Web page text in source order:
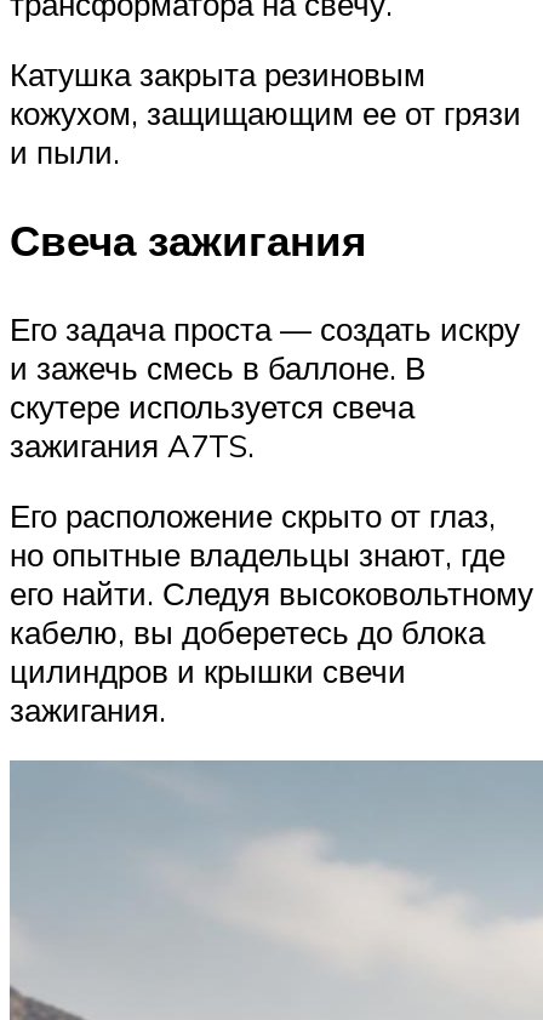
Катушка закрыта резиновым
кожухом, защищающим ее от грязи
и пыли.
Свеча зажигания
Его задача проста — создать искру
и зажечь смесь в баллоне. В
скутере используется свеча
зажигания A7TS.
Его расположение скрыто от глаз,
но опытные владельцы знают, где
его найти. Следуя высоковольтному
кабелю, вы доберетесь до блока
цилиндров и крышки свечи
зажигания.